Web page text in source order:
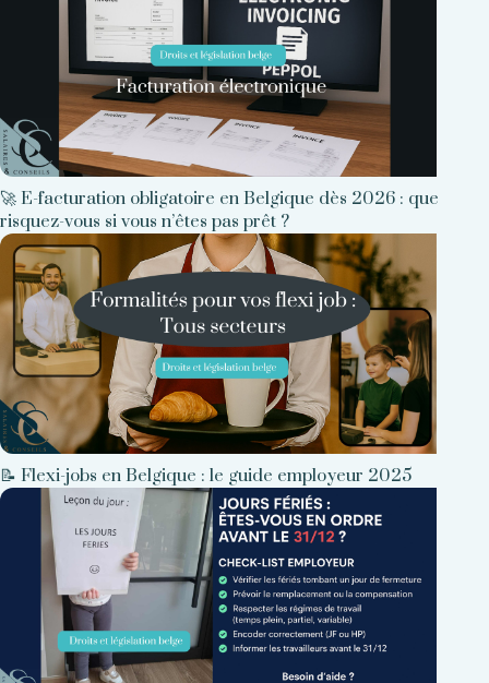
🚀 E-facturation obligatoire en Belgique dès 2026 : que
risquez-vous si vous n’êtes pas prêt ?
📝 Flexi-jobs en Belgique : le guide employeur 2025